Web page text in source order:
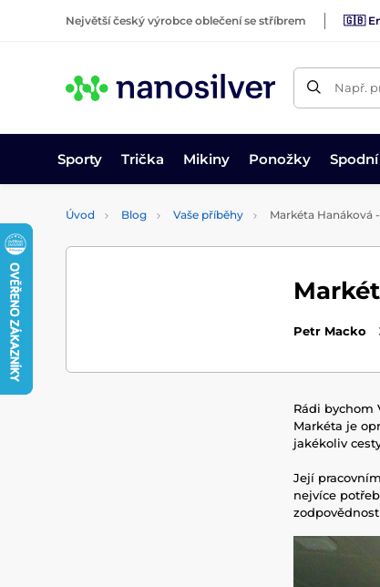
Největší český výrobce oblečení se stříbrem 🇬🇧
Např.
Sporty Trička Mikiny Ponožky
Úvod Blog Vaše příběhy Markéta Hanáková
Petr Macko
Rádi bychom
Markéta je
jakékoliv
Její
nejvíce